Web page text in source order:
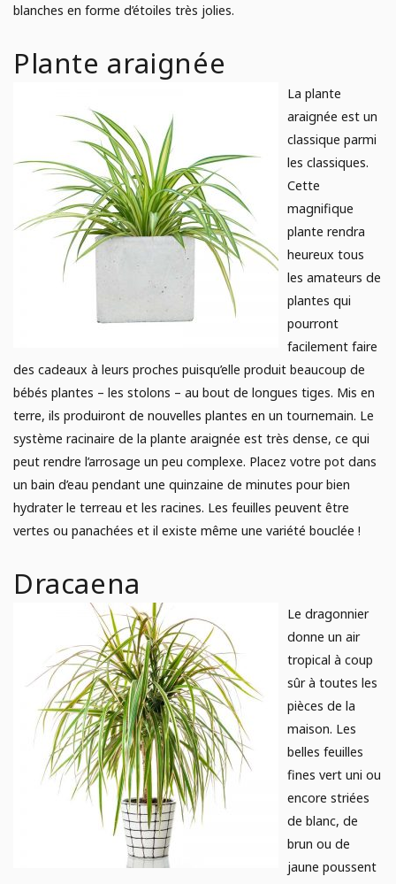
blanches en forme d’étoiles très jolies.
Plante araignée
La plante
araignée est un
classique parmi
les classiques.
Cette
magnifique
plante rendra
heureux tous
les amateurs de
plantes qui
pourront
facilement faire
des cadeaux à leurs proches puisqu’elle produit beaucoup de
bébés plantes – les stolons – au bout de longues tiges. Mis en
terre, ils produiront de nouvelles plantes en un tournemain. Le
système racinaire de la plante araignée est très dense, ce qui
peut rendre l’arrosage un peu complexe. Placez votre pot dans
un bain d’eau pendant une quinzaine de minutes pour bien
hydrater le terreau et les racines. Les feuilles peuvent être
vertes ou panachées et il existe même une variété bouclée !
Dracaena
Le dragonnier
donne un air
tropical à coup
sûr à toutes les
pièces de la
maison. Les
belles feuilles
fines vert uni ou
encore striées
de blanc, de
brun ou de
jaune poussent